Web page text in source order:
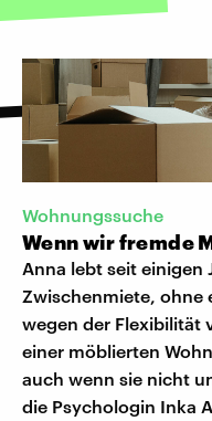
Wohnungssuche
Wenn wir fremde
Anna lebt seit einigen
Zwischenmiete, ohne
wegen der Flexibilität
einer möblierten
auch wenn sie nicht
die Psychologin Inka